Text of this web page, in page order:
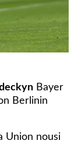
Bayer
Berlinin
Union nousi